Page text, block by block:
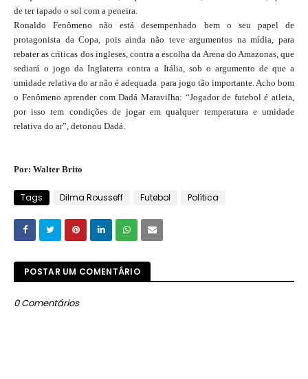
de ter tapado o sol com a peneira.
Ronaldo Fenômeno não está desempenhado bem o seu papel de
protagonista da Copa, pois ainda não teve argumentos na mídia, para
rebater as críticas dos ingleses, contra a escolha da Arena do Amazonas, que
sediará o jogo da Inglaterra contra a Itália, sob o argumento de que a
umidade relativa do ar não é adequada para jogo tão importante. Acho bom
o Fenômeno aprender com Dadá Maravilha: “Jogador de futebol é atleta,
por isso tem condições de jogar em qualquer temperatura e umidade
relativa do ar”, detonou Dadá.
Por: Walter Brito
Tags Dilma Rousseff Futebol Política
POSTAR UM COMENTÁRIO
0 Comentários